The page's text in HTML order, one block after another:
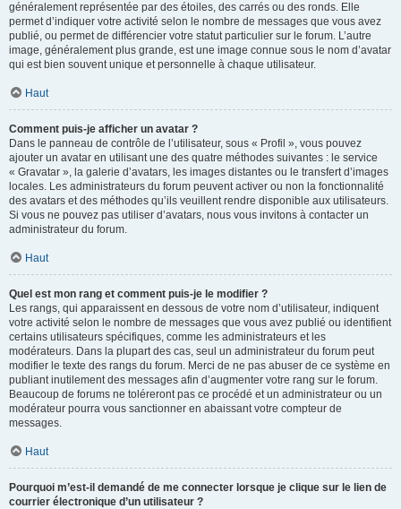
généralement représentée par des étoiles, des carrés ou des ronds. Elle
permet d’indiquer votre activité selon le nombre de messages que vous avez
publié, ou permet de différencier votre statut particulier sur le forum. L’autre
image, généralement plus grande, est une image connue sous le nom d’avatar
qui est bien souvent unique et personnelle à chaque utilisateur.
Haut
Comment puis-je afficher un avatar ?
Dans le panneau de contrôle de l’utilisateur, sous « Profil », vous pouvez
ajouter un avatar en utilisant une des quatre méthodes suivantes : le service
« Gravatar », la galerie d’avatars, les images distantes ou le transfert d’images
locales. Les administrateurs du forum peuvent activer ou non la fonctionnalité
des avatars et des méthodes qu’ils veuillent rendre disponible aux utilisateurs.
Si vous ne pouvez pas utiliser d’avatars, nous vous invitons à contacter un
administrateur du forum.
Haut
Quel est mon rang et comment puis-je le modifier ?
Les rangs, qui apparaissent en dessous de votre nom d’utilisateur, indiquent
votre activité selon le nombre de messages que vous avez publié ou identifient
certains utilisateurs spécifiques, comme les administrateurs et les
modérateurs. Dans la plupart des cas, seul un administrateur du forum peut
modifier le texte des rangs du forum. Merci de ne pas abuser de ce système en
publiant inutilement des messages afin d’augmenter votre rang sur le forum.
Beaucoup de forums ne toléreront pas ce procédé et un administrateur ou un
modérateur pourra vous sanctionner en abaissant votre compteur de
messages.
Haut
Pourquoi m’est-il demandé de me connecter lorsque je clique sur le lien de
courrier électronique d’un utilisateur ?